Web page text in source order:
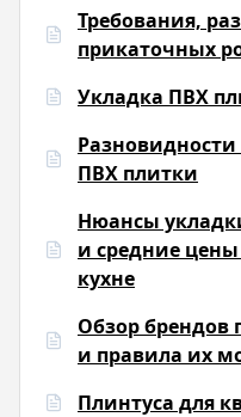
Требования,
прикаточных
Укладка ПВХ
Разновидности
ПВХ плитки
Нюансы
и средние
кухне
Обзор брендов
и правила их
Плинтуса для